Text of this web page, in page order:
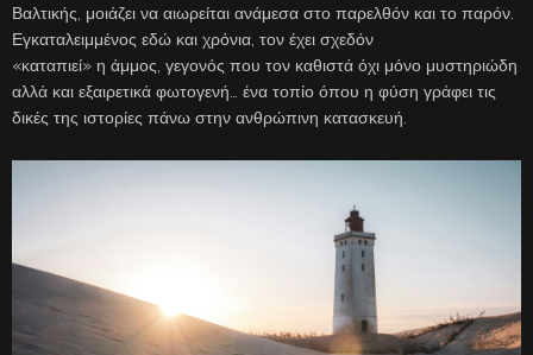
Βαλτικής, μοιάζει να αιωρείται ανάμεσα στο παρελθόν και το παρόν.
Εγκαταλειμμένος εδώ και χρόνια, τον έχει σχεδόν
«καταπιεί» η άμμος, γεγονός που τον καθιστά όχι μόνο μυστηριώδη
αλλά και εξαιρετικά φωτογενή… ένα τοπίο όπου η φύση γράφει τις
δικές της ιστορίες πάνω στην ανθρώπινη κατασκευή.